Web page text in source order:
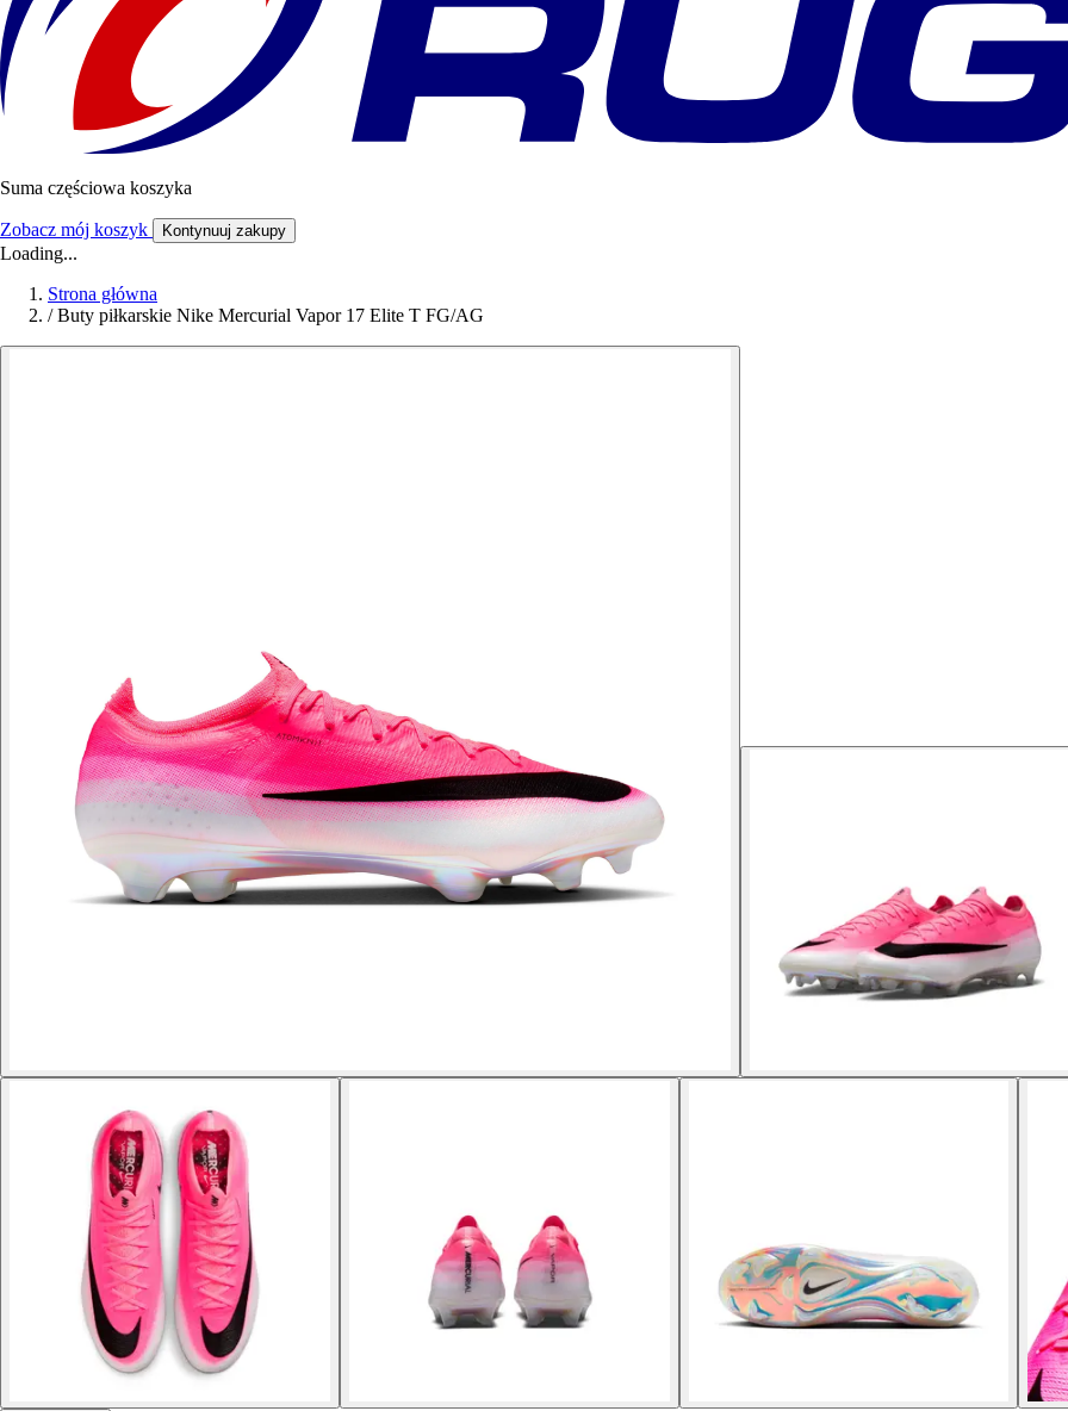
Suma częściowa koszyka
Zobacz mój koszyk Kontynuuj zakupy
Loading...
Strona główna
/ Buty piłkarskie Nike Mercurial Vapor 17 Elite T FG/AG